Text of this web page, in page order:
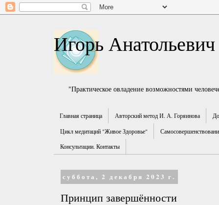
Игорь
"Практическое овладение возможностями
Главная страница Авторский метод И. А. Горяинова
Цикл медитаций "Живое Здоровье"
Консультации. Контакты
суббота, 2 декабря 2023 г.
Принцип завершённости